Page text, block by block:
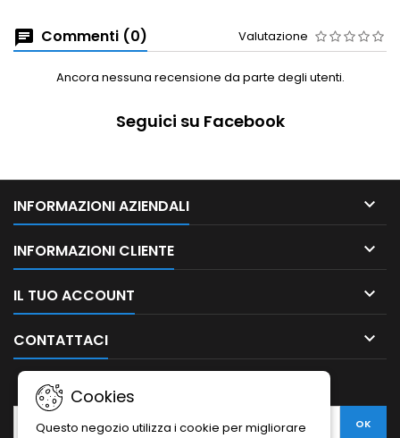
Commenti (0) Valutazione
Ancora nessuna recensione da parte degli utenti.
Seguici su Facebook
INFORMAZIONI AZIENDALI 
INFORMAZIONI CLIENTE 
IL TUO ACCOUNT 
CONTATTACI 
Cookies
Questo negozio utilizza i cookie per migliorare